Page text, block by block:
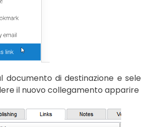
documento di destinazione e
il nuovo collegamento apparire